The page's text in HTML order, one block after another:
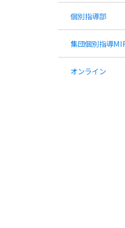
個別指導部
集団個別指導
オンライン